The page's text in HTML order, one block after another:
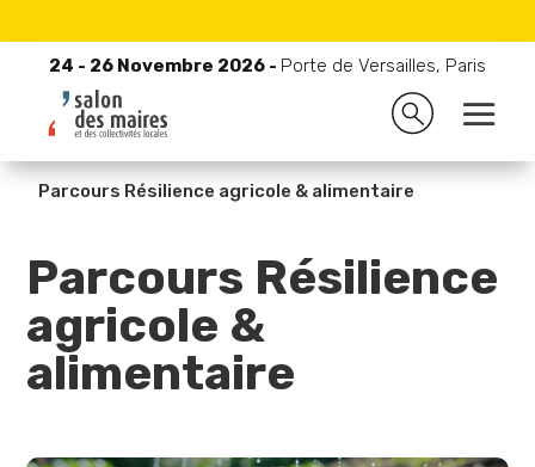
24 - 26 Novembre 2026 - Porte de Versailles, Paris
24 - 26 Novembre 2026 - Porte de Versailles, Paris
Accueil 9 Pourquoi et comment participer ? 9
Parcours Résilience agricole & alimentaire
Parcours Résilience
agricole &
alimentaire